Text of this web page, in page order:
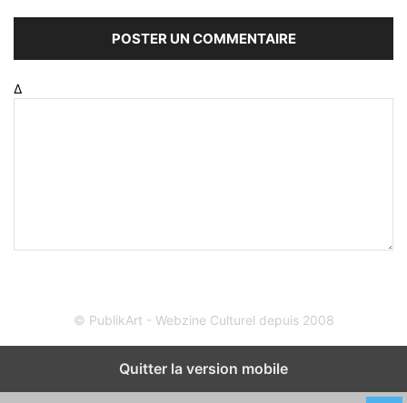
Δ
© PublikArt - Webzine Culturel depuis 2008
Quitter la version mobile